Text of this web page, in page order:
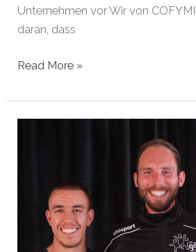
Unternehmen vor Wir von
daran, dass
Gründer
Monats
Mai
Read More »